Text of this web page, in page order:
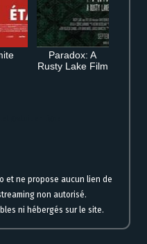
Paradox: A
Rusty Lake Film
et ne propose aucun lien de
non autorisé.
ni hébergés sur le site.